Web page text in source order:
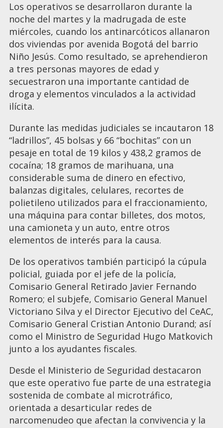
Los operativos se desarrollaron durante la
noche del martes y la madrugada de este
miércoles, cuando los antinarcóticos allanaron
dos viviendas por avenida Bogotá del barrio
Niño Jesús. Como resultado, se aprehendieron
a tres personas mayores de edad y
secuestraron una importante cantidad de
droga y elementos vinculados a la actividad
ilícita.
Durante las medidas judiciales se incautaron 18
“ladrillos”, 45 bolsas y 66 “bochitas” con un
pesaje en total de 19 kilos y 438,2 gramos de
cocaína; 18 gramos de marihuana, una
considerable suma de dinero en efectivo,
balanzas digitales, celulares, recortes de
polietileno utilizados para el fraccionamiento,
una máquina para contar billetes, dos motos,
una camioneta y un auto, entre otros
elementos de interés para la causa.
De los operativos también participó la cúpula
policial, guiada por el jefe de la policía,
Comisario General Retirado Javier Fernando
Romero; el subjefe, Comisario General Manuel
Victoriano Silva y el Director Ejecutivo del CeAC,
Comisario General Cristian Antonio Durand; así
como el Ministro de Seguridad Hugo Matkovich
junto a los ayudantes fiscales.
Desde el Ministerio de Seguridad destacaron
que este operativo fue parte de una estrategia
sostenida de combate al microtráfico,
orientada a desarticular redes de
narcomenudeo que afectan la convivencia y la